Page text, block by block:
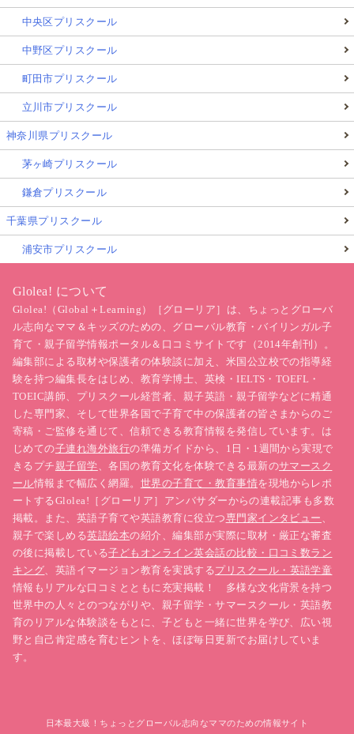
中央区プリスクール
中野区プリスクール
町田市プリスクール
立川市プリスクール
神奈川県プリスクール
茅ヶ崎プリスクール
鎌倉プリスクール
千葉県プリスクール
浦安市プリスクール
Glolea! について
Glolea!（Global＋Learning）［グローリア］は、ちょっとグローバ
ル志向なママ＆キッズのための、グローバル教育・バイリンガル子
育て・親子留学情報ポータル＆口コミサイトです（2014年創刊）。
編集部による取材や保護者の体験談に加え、米国公立校での指導経
験を持つ編集長をはじめ、教育学博士、英検・IELTS・TOEFL・
TOEIC講師、プリスクール経営者、親子英語・親子留学などに精通
した専門家、そして世界各国で子育て中の保護者の皆さまからのご
寄稿・ご監修を通じて、信頼できる教育情報を発信しています。は
じめての子連れ海外旅行の準備ガイドから、1日・1週間から実現で
きるプチ 親子留学 、各国の教育文化を体験できる最新のサマースク
ール情報まで幅広く網羅。 世界の子育て・教育事情を現地からレポ
ートするGlolea!［グローリア］アンバサダーからの連載記事も多数
掲載。また、英語子育てや英語教育に役立つ専門家インタビュー
親子で楽しめる英語絵本の紹介、編集部が実際に取材・厳正な審査
の後に掲載している子どもオンライン英会話の比較・口コミ数ラン
キング 、英語イマージョン教育を実践するプリスクール・英語学童
情報もリアルな口コミとともに充実掲載！ 多様な文化背景を持つ
世界中の人々とのつながりや、親子留学・サマースクール・英語教
育のリアルな体験談をもとに、子どもと一緒に世界を学び、広い視
野と自己肯定感を育むヒントを、ほぼ毎日更新でお届けしていま
す。
日本最大級！ちょっとグローバル志向なママのための情報サイト